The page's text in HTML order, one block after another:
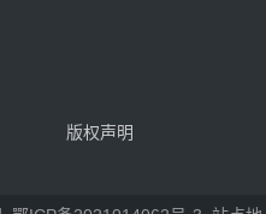
版权声明